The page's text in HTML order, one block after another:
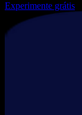
Experimente grátis